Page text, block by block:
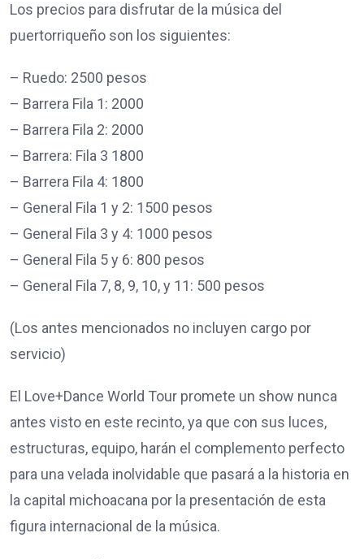
Los precios para disfrutar de la música del
puertorriqueño son los siguientes:
– Ruedo: 2500 pesos
– Barrera Fila 1: 2000
– Barrera Fila 2: 2000
– Barrera: Fila 3 1800
– Barrera Fila 4: 1800
– General Fila 1 y 2: 1500 pesos
– General Fila 3 y 4: 1000 pesos
– General Fila 5 y 6: 800 pesos
– General Fila 7, 8, 9, 10, y 11: 500 pesos
(Los antes mencionados no incluyen cargo por
servicio)
El Love+Dance World Tour promete un show nunca
antes visto en este recinto, ya que con sus luces,
estructuras, equipo, harán el complemento perfecto
para una velada inolvidable que pasará a la historia en
la capital michoacana por la presentación de esta
figura internacional de la música.